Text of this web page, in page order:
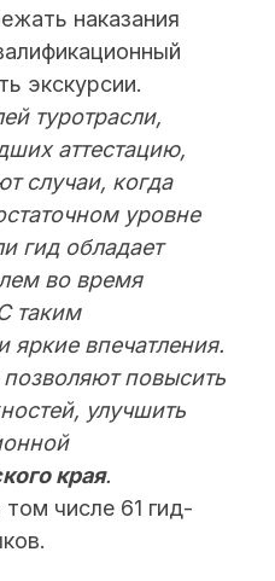
наказания
экскурсии.
туротрасли,
аттестацию,
случаи, когда
уровне
гид обладает
во время
таким
впечатления.
повысить
улучшить
края.
числе 61 гид-